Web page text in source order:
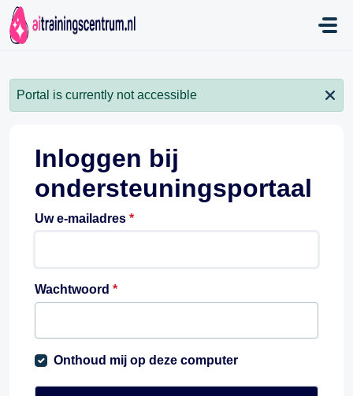
Doorgaan naar hoofdinhoud
Portal is currently not accessible
Inloggen bij
ondersteuningsportaal
Uw e-mailadres *
Wachtwoord *
Onthoud mij op deze computer